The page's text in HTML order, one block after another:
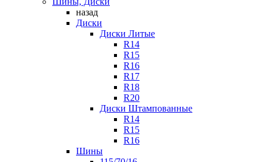
назад
Диски
Диски Литые
R14
R15
R16
R17
R18
R20
Диски Штампованные
R14
R15
R16
Шины